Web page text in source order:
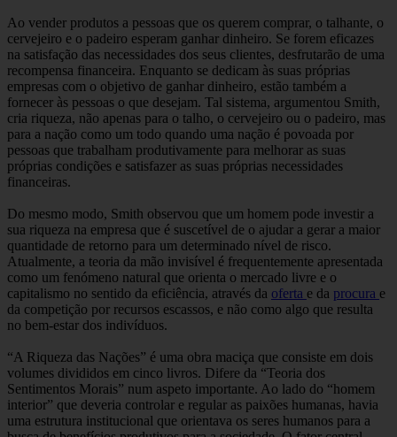
Ao vender produtos a pessoas que os querem comprar, o talhante, o
cervejeiro e o padeiro esperam ganhar dinheiro. Se forem eficazes
na satisfação das necessidades dos seus clientes, desfrutarão de uma
recompensa financeira. Enquanto se dedicam às suas próprias
empresas com o objetivo de ganhar dinheiro, estão também a
fornecer às pessoas o que desejam. Tal sistema, argumentou Smith,
cria riqueza, não apenas para o talho, o cervejeiro ou o padeiro, mas
para a nação como um todo quando uma nação é povoada por
pessoas que trabalham produtivamente para melhorar as suas
próprias condições e satisfazer as suas próprias necessidades
financeiras.
Do mesmo modo, Smith observou que um homem pode investir a
sua riqueza na empresa que é suscetível de o ajudar a gerar a maior
quantidade de retorno para um determinado nível de risco.
Atualmente, a teoria da mão invisível é frequentemente apresentada
como um fenómeno natural que orienta o mercado livre e o
capitalismo no sentido da eficiência, através da oferta e da procura e
da competição por recursos escassos, e não como algo que resulta
no bem-estar dos indivíduos.
“A Riqueza das Nações” é uma obra maciça que consiste em dois
volumes divididos em cinco livros. Difere da “Teoria dos
Sentimentos Morais” num aspeto importante. Ao lado do “homem
interior” que deveria controlar e regular as paixões humanas, havia
uma estrutura institucional que orientava os seres humanos para a